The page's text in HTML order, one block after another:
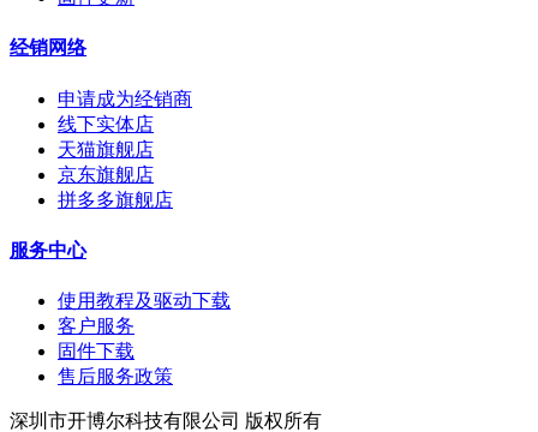
经销网络
申请成为经销商
线下实体店
天猫旗舰店
京东旗舰店
拼多多旗舰店
服务中心
使用教程及驱动下载
客户服务
固件下载
售后服务政策
深圳市开博尔科技有限公司 版权所有